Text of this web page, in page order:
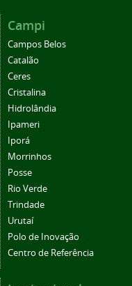
Campi
Campos Belos
Catalão
Ceres
Cristalina
Hidrolândia
Ipameri
Iporá
Morrinhos
Posse
Rio Verde
Trindade
Urutaí
Polo de Inovação
Centro de Referência